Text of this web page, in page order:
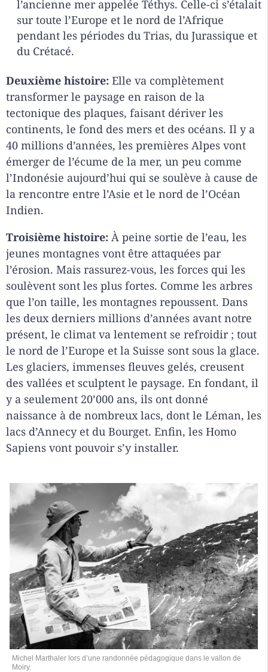
l’ancienne mer appelée Téthys. Celle-ci s’étalait
sur toute l’Europe et le nord de l’Afrique
pendant les périodes du Trias, du Jurassique et
du Crétacé.
Deuxième histoire: Elle va complètement
transformer le paysage en raison de la
tectonique des plaques, faisant dériver les
continents, le fond des mers et des océans. Il y a
40 millions d’années, les premières Alpes vont
émerger de l’écume de la mer, un peu comme
l’Indonésie aujourd’hui qui se soulève à cause de
la rencontre entre l’Asie et le nord de l’Océan
Indien.
Troisième histoire: À peine sortie de l’eau, les
jeunes montagnes vont être attaquées par
l’érosion. Mais rassurez-vous, les forces qui les
soulèvent sont les plus fortes. Comme les arbres
que l’on taille, les montagnes repoussent. Dans
les deux derniers millions d’années avant notre
présent, le climat va lentement se refroidir ; tout
le nord de l’Europe et la Suisse sont sous la glace.
Les glaciers, immenses fleuves gelés, creusent
des vallées et sculptent le paysage. En fondant, il
y a seulement 20’000 ans, ils ont donné
naissance à de nombreux lacs, dont le Léman, les
lacs d’Annecy et du Bourget. Enfin, les Homo
Sapiens vont pouvoir s’y installer.
Michel Marthaler lors d’une randonnée pédagogique dans le vallon de
Moiry.